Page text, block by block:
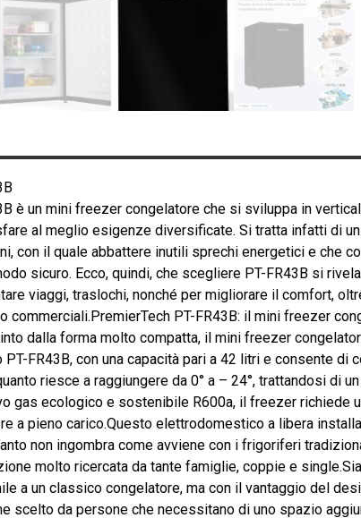
è un mini freezer congelatore che si sviluppa in
al meglio esigenze diversificate. Si tratta infatti di
con il quale abbattere inutili sprechi energetici e che
sicuro. Ecco, quindi, che scegliere PT-FR43B si
viaggi, traslochi, nonché per migliorare il comfort,
commerciali.PremierTech PT-FR43B: il mini freezer
dalla forma molto compatta, il mini freezer
PT-FR43B, con una capacità pari a 42 litri e consente di
riesce a raggiungere da 0° a – 24°, trattandosi di
gas ecologico e sostenibile R600a, il freezer richiede
a pieno carico.Questo elettrodomestico a libera
non ingombra come avviene con i frigoriferi
molto ricercata da tante famiglie, coppie e
a un classico congelatore, ma con il vantaggio del
scelto da persone che necessitano di uno spazio